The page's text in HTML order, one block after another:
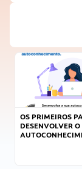
OS PRIMEIROS
DESENVOLVER O